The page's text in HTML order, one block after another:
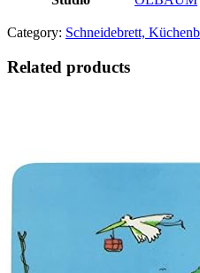
Category: Schneidebrett,
Related products